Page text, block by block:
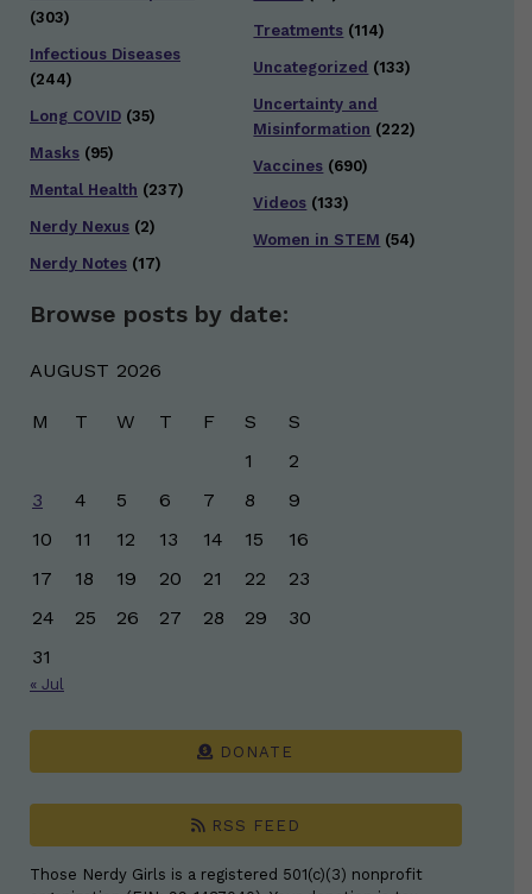
(303)
Infectious Diseases
(244)
Long COVID (35)
Masks (95)
Mental Health (237)
Nerdy Nexus (2)
Nerdy Notes (17)
Treatments (114)
Uncategorized (133)
Uncertainty and
Misinformation (222)
Vaccines (690)
Videos (133)
Women in STEM (54)
Browse posts by date:
AUGUST 2026
M T W T F S
S
1
2
3
4 5 6 7 8
9
10
11 12 13 14 15
16
17
18 19 20 21 22
23
24
25 26 27 28 29
30
31
« Jul
DONATE
RSS FEED
Those Nerdy Girls is a registered 501(c)(3) nonprofit